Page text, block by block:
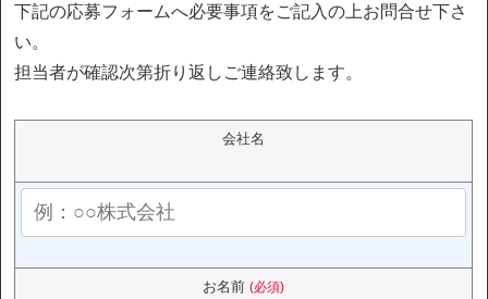
下記の応募フォームへ必要事項をご記入の上お問合せ下さ
い。
担当者が確認次第折り返しご連絡致します。
会社名
お名前(必須)